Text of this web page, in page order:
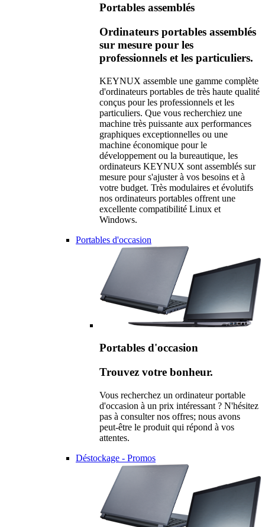
Portables assemblés
Ordinateurs portables assemblés
sur mesure pour les
professionnels et les particuliers.
KEYNUX assemble une gamme complète
d'ordinateurs portables de très haute qualité
conçus pour les professionnels et les
particuliers. Que vous recherchiez une
machine très puissante aux performances
graphiques exceptionnelles ou une
machine économique pour le
développement ou la bureautique, les
ordinateurs KEYNUX sont assemblés sur
mesure pour s'ajuster à vos besoins et à
votre budget. Très modulaires et évolutifs
nos ordinateurs portables offrent une
excellente compatibilité Linux et
Windows.
Portables d'occasion
Portables d'occasion
Trouvez votre bonheur.
Vous recherchez un ordinateur portable
d'occasion à un prix intéressant ? N'hésitez
pas à consulter nos offres; nous avons
peut-être le produit qui répond à vos
attentes.
Déstockage - Promos